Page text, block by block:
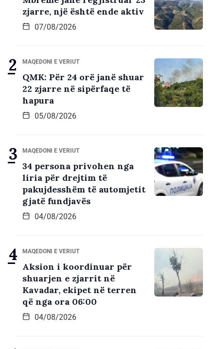
zjarre, një është ende aktiv
07/08/2026
MAQEDONI E VERIUT
QMK: Për 24 orë janë shuar
22 zjarre në sipërfaqe të
hapura
05/08/2026
MAQEDONI E VERIUT
34 persona privohen nga
liria për drejtim të
pakujdesshëm të automjetit
gjatë fundjavës
04/08/2026
MAQEDONI E VERIUT
Aksion i koordinuar për
shuarjen e zjarrit në
Kavadar, ekipet në terren
që nga ora 06:00
04/08/2026